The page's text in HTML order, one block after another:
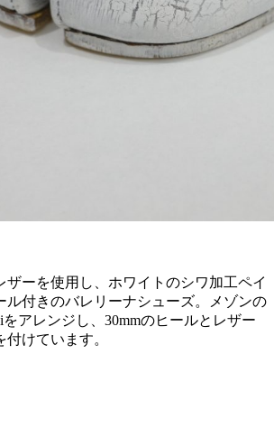
ザーを使用し、ホワイトのシワ加工ペイ
ル付きのバレリーナシューズ。メゾンの
アレンジし、30mmのヒールとレザー
けています。